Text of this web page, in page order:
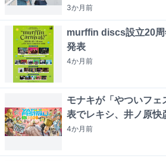
3か月前
murffin discs設立20
発表
4か月前
モナキが「やついフェ
表でレキシ、井ノ原快
4か月前